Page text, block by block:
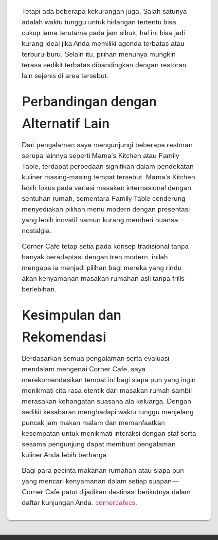
Tetapi ada beberapa kekurangan juga. Salah satunya
adalah waktu tunggu untuk hidangan tertentu bisa
cukup lama terutama pada jam sibuk; hal ini bisa jadi
kurang ideal jika Anda memiliki agenda terbatas atau
terburu-buru. Selain itu, pilihan menunya mungkin
terasa sedikit terbatas dibandingkan dengan restoran
lain sejenis di area tersebut.
Perbandingan dengan
Alternatif Lain
Dari pengalaman saya mengunjungi beberapa restoran
serupa lainnya seperti Mama's Kitchen atau Family
Table, terdapat perbedaan signifikan dalam pendekatan
kuliner masing-masing tempat tersebut. Mama's Kitchen
lebih fokus pada variasi masakan internasional dengan
sentuhan rumah, sementara Family Table cenderung
menyediakan pilihan menu modern dengan presentasi
yang lebih inovatif namun kurang memberi nuansa
nostalgia.
Corner Cafe tetap setia pada konsep tradisional tanpa
banyak beradaptasi dengan tren modern; inilah
mengapa ia menjadi pilihan bagi mereka yang rindu
akan kenyamanan masakan rumahan asli tanpa frills
berlebihan.
Kesimpulan dan
Rekomendasi
Berdasarkan semua pengalaman serta evaluasi
mendalam mengenai Corner Cafe, saya
merekomendasikan tempat ini bagi siapa pun yang ingin
menikmati cita rasa otentik dari masakan rumah sambil
merasakan kehangatan suasana ala keluarga. Dengan
sedikit kesabaran menghadapi waktu tunggu menjelang
puncak jam makan malam dan memanfaatkan
kesempatan untuk menikmati interaksi dengan staf serta
sesama pengunjung dapat membuat pengalaman
kuliner Anda lebih berharga.
Bagi para pecinta makanan rumahan atau siapa pun
yang mencari kenyamanan dalam setiap suapan—
Corner Cafe patut dijadikan destinasi berikutnya dalam
daftar kunjungan Anda. cornercafecs